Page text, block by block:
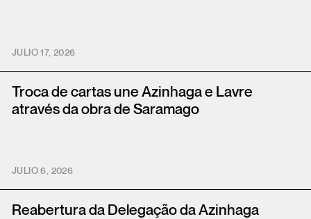
JULIO 17, 2026
Troca de cartas une Azinhaga e Lavre
através da obra de Saramago
JULIO 6, 2026
Reabertura da Delegação da Azinhaga